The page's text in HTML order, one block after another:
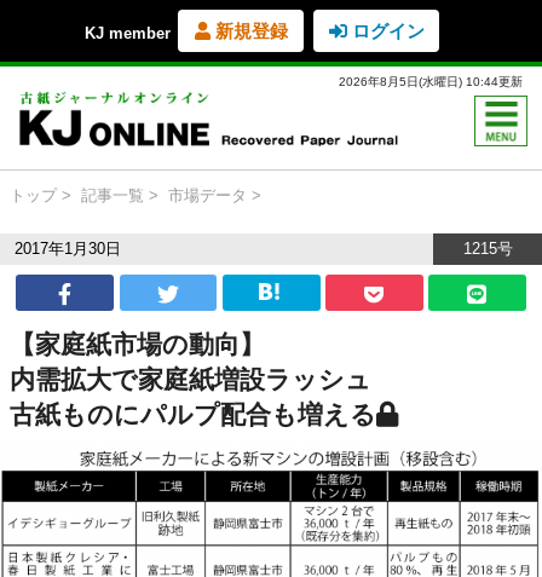
KJ member 新規登録 ログイン
2026年8月5日(水曜日) 10:44更新
トップ 記事一覧 市場データ
2017年1月30日 1215号
【家庭紙市場の動向】
内需拡大で家庭紙増設ラッシュ
古紙ものにパルプ配合も増える